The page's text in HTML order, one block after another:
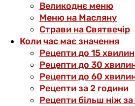
Великоднє меню
Меню на Масляну
Страви на Святвечір
Коли час має значення
Рецепти до 15 хвилин
Рецепти до 30
Рецепти до 60
Рецепти за 2 години
Рецепти більш ніж